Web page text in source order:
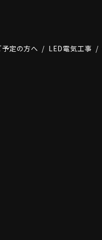
定の方へ LED電気工事